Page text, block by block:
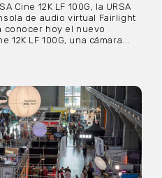
Cine 12K LF 100G, la URSA
de audio virtual Fairlight
conocer hoy el nuevo
12K LF 100G, una cámara...